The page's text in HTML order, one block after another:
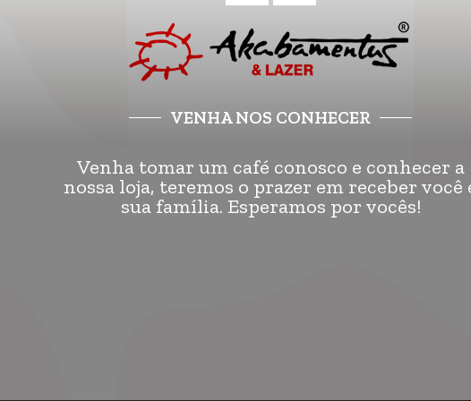
VENHA NOS CONHECER
Venha tomar um café conosco e conhecer a
nossa loja, teremos o prazer em receber você
sua família. Esperamos por vocês!